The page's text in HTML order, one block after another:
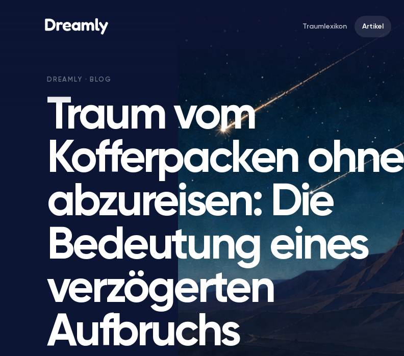
Traumlexikon Artikel
Traum vom
Kofferpacken ohne
abzureisen: Die
Bedeutung eines
verzögerten
Aufbruchs